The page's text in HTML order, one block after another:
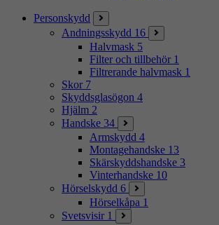
Personskydd
Andningsskydd 16
Halvmask 5
Filter och tillbehör 1
Filtrerande halvmask 1
Skor 7
Skyddsglasögon 4
Hjälm 2
Handske 34
Armskydd 4
Montagehandske 13
Skärskyddshandske 3
Vinterhandske 10
Hörselskydd 6
Hörselkåpa 1
Svetsvisir 1